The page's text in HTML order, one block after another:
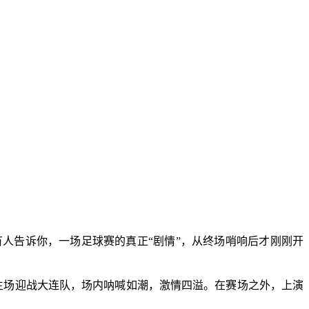
诉你，一场足球赛的真正“剧情”，从终场哨响后才刚刚开
战大连队，场内呐喊如潮，激情四溢。在赛场之外，上演